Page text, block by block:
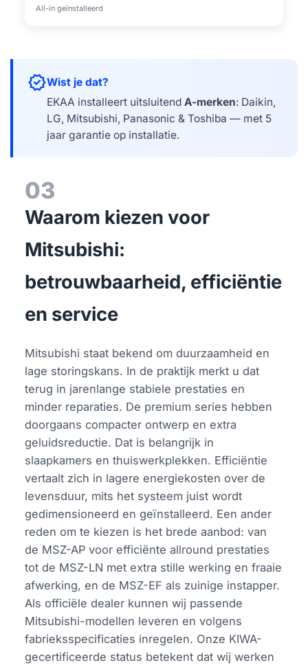
All-in geïnstalleerd
verifiedWist je dat?
EKAA installeert uitsluitendA-merken: Daikin,
LG, Mitsubishi, Panasonic & Toshiba — met 5
jaar garantie op installatie.
03
Waarom kiezen voor
Mitsubishi:
betrouwbaarheid, efficiëntie
en service
Mitsubishi staat bekend om duurzaamheid en
lage storingskans. In de praktijk merkt u dat
terug in jarenlange stabiele prestaties en
minder reparaties. De premium series hebben
doorgaans compacter ontwerp en extra
geluidsreductie. Dat is belangrijk in
slaapkamers en thuiswerkplekken. Efficiëntie
vertaalt zich in lagere energiekosten over de
levensduur, mits het systeem juist wordt
gedimensioneerd en geïnstalleerd. Een ander
reden om te kiezen is het brede aanbod: van
de MSZ-AP voor efficiënte allround prestaties
tot de MSZ-LN met extra stille werking en fraaie
afwerking, en de MSZ-EF als zuinige instapper.
Als officiële dealer kunnen wij passende
Mitsubishi-modellen leveren en volgens
fabrieksspecificaties inregelen. Onze KIWA-
gecertificeerde status betekent dat wij werken